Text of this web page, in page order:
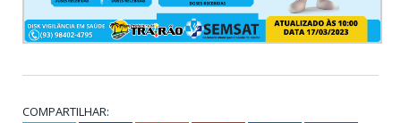
COMPARTILHAR: